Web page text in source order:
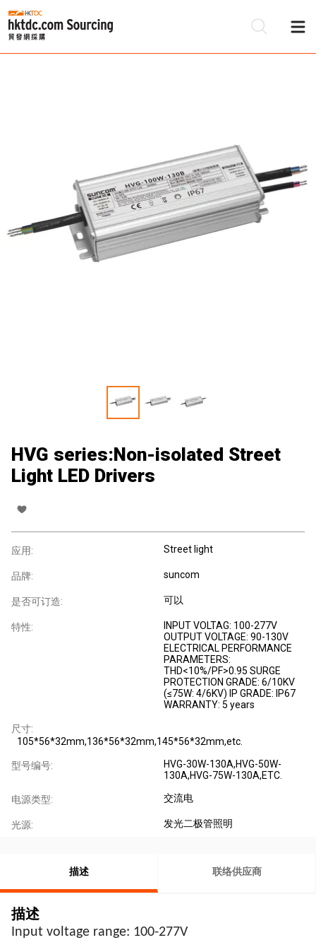
HVG series:Non-isolated Street
Light LED Drivers
应用: Street light
品牌: suncom
是否可订造: 可以
特性:
INPUT VOLTAG: 100-277V
OUTPUT VOLTAGE: 90-130V
ELECTRICAL PERFORMANCE
PARAMETERS:
THD<10%/PF>0.95 SURGE
PROTECTION GRADE: 6/10KV
(≤75W: 4/6KV) IP GRADE: IP67
WARRANTY: 5 years
尺寸:
105*56*32mm,136*56*32mm,145*56*32mm,etc.
型号编号:
HVG-30W-130A,HVG-50W-
130A,HVG-75W-130A,ETC.
电源类型: 交流电
光源: 发光二极管照明
描述 联络供应商
描述
Input voltage range: 100-277V